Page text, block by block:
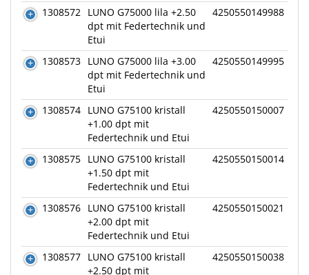
1308572 LUNO G75000 lila +2.50
dpt mit Federtechnik und
Etui
4250550149988
1308573 LUNO G75000 lila +3.00
dpt mit Federtechnik und
Etui
4250550149995
1308574 LUNO G75100 kristall
+1.00 dpt mit
Federtechnik und Etui
4250550150007
1308575 LUNO G75100 kristall
+1.50 dpt mit
Federtechnik und Etui
4250550150014
1308576 LUNO G75100 kristall
+2.00 dpt mit
Federtechnik und Etui
4250550150021
1308577 LUNO G75100 kristall
+2.50 dpt mit
4250550150038